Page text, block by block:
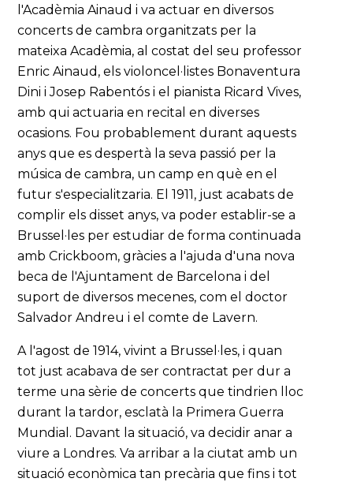
l'Acadèmia Ainaud i va actuar en diversos
concerts de cambra organitzats per la
mateixa Acadèmia, al costat del seu professor
Enric Ainaud, els violoncel·listes Bonaventura
Dini i Josep Rabentós i el pianista Ricard Vives,
amb qui actuaria en recital en diverses
ocasions. Fou probablement durant aquests
anys que es despertà la seva passió per la
música de cambra, un camp en què en el
futur s'especialitzaria. El 1911, just acabats de
complir els disset anys, va poder establir-se a
Brussel·les per estudiar de forma continuada
amb Crickboom, gràcies a l'ajuda d'una nova
beca de l'Ajuntament de Barcelona i del
suport de diversos mecenes, com el doctor
Salvador Andreu i el comte de Lavern.
A l'agost de 1914, vivint a Brussel·les, i quan
tot just acabava de ser contractat per dur a
terme una sèrie de concerts que tindrien lloc
durant la tardor, esclatà la Primera Guerra
Mundial. Davant la situació, va decidir anar a
viure a Londres. Va arribar a la ciutat amb un
situació econòmica tan precària que fins i tot